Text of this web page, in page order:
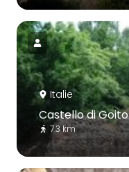
Italie
Castello di Goito
7.3 km